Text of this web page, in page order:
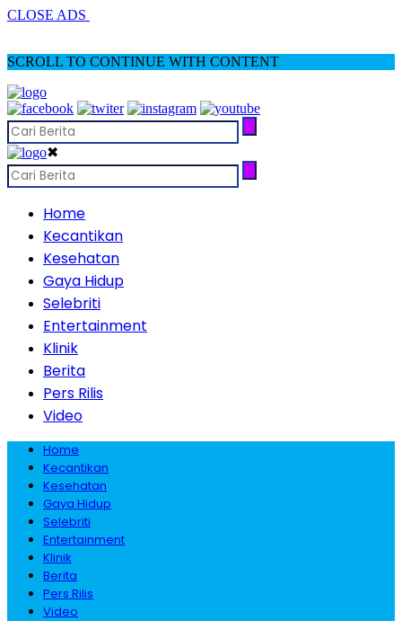
CLOSE ADS
SCROLL TO CONTINUE WITH CONTENT
✖
Home
Kecantikan
Kesehatan
Gaya Hidup
Selebriti
Entertainment
Klinik
Berita
Pers Rilis
Video
Home
Kecantikan
Kesehatan
Gaya Hidup
Selebriti
Entertainment
Klinik
Berita
Pers Rilis
Video